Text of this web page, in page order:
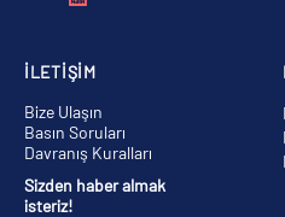
İLETİŞİM
Bize Ulaşın
Basın Soruları
Davranış Kuralları
Sizden haber almak
isteriz!